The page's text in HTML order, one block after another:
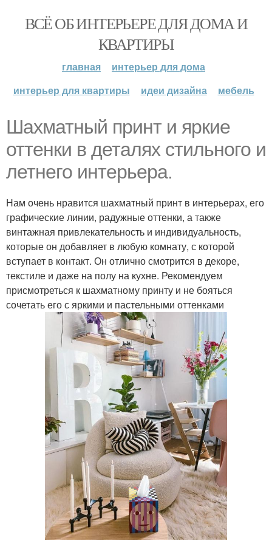
ВСЁ ОБ ИНТЕРЬЕРЕ ДЛЯ ДОМА И
КВАРТИРЫ
главная
интерьер для дома
интерьер для квартиры
идеи дизайна мебель
Шахматный принт и яркие
оттенки в деталях стильного и
летнего интерьера.
Нам очень нравится шахматный принт в интерьерах, его
графические линии, радужные оттенки, а также
винтажная привлекательность и индивидуальность,
которые он добавляет в любую комнату, с которой
вступает в контакт. Он отлично смотрится в декоре,
текстиле и даже на полу на кухне. Рекомендуем
присмотреться к шахматному принту и не бояться
сочетать его с яркими и пастельными оттенками